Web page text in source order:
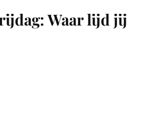
Waar lijd jij